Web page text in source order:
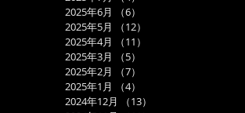
2025年6月
（6）
2025年5月
（12）
2025年4月
（11）
2025年3月
（5）
2025年2月
（7）
2025年1月
（4）
2024年12月
（13）